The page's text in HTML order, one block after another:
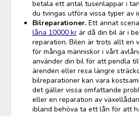
betala ett antal tusenlappar i
du tvingas utföra vissa typer av
Bilreparationer.Ett annat
låna 10000 krär då din bil är i
reparation. Bilen är trots allt en
för många människor i vårt
använder din bil för att pendla
ärenden eller resa längre
bilreparationer kan vara
det gäller vissa omfattande
eller en reparation av
ibland behöva ta ett lån för att